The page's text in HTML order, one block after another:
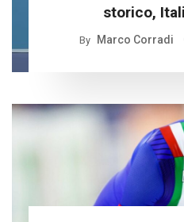
storico,
By Marco Corradi